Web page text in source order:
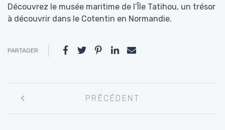
Découvrez le musée maritime de l’Île Tatihou, un trésor
à découvrir dans le Cotentin en Normandie.
PARTAGER
entre
PRÉCÉDENT